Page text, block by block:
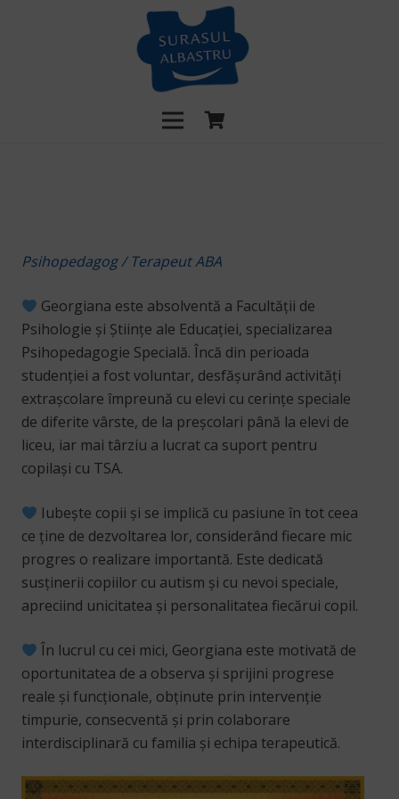
Psihopedagog / Terapeut ABA
Georgiana este absolventă a Facultății de
Psihologie și Științe ale Educației, specializarea
Psihopedagogie Specială. Încă din perioada
studenției a fost voluntar, desfășurând activități
extrașcolare împreună cu elevi cu cerințe speciale
de diferite vârste, de la preșcolari până la elevi de
liceu, iar mai târziu a lucrat ca suport pentru
copilași cu TSA.
Iubește copii și se implică cu pasiune în tot ceea
ce ține de dezvoltarea lor, considerând fiecare mic
progres o realizare importantă. Este dedicată
susținerii copiilor cu autism și cu nevoi speciale,
apreciind unicitatea și personalitatea fiecărui copil.
În lucrul cu cei mici, Georgiana este motivată de
oportunitatea de a observa și sprijini progrese
reale și funcționale, obținute prin intervenție
timpurie, consecventă și prin colaborare
interdisciplinară cu familia și echipa terapeutică.